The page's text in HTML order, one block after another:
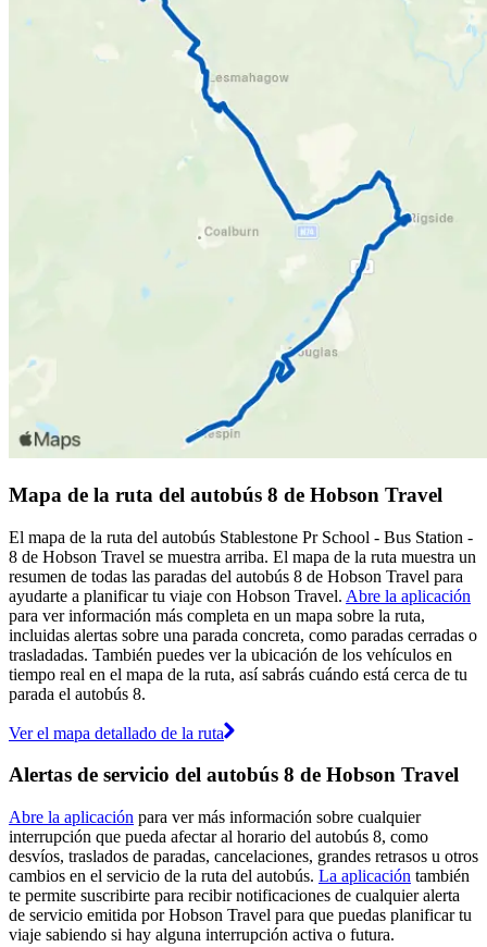
Mapa de la ruta del autobús 8 de Hobson Travel
El mapa de la ruta del autobús Stablestone Pr School - Bus Station -
8 de Hobson Travel se muestra arriba. El mapa de la ruta muestra un
resumen de todas las paradas del autobús 8 de Hobson Travel para
ayudarte a planificar tu viaje con Hobson Travel. Abre la aplicación
para ver información más completa en un mapa sobre la ruta,
incluidas alertas sobre una parada concreta, como paradas cerradas o
trasladadas. También puedes ver la ubicación de los vehículos en
tiempo real en el mapa de la ruta, así sabrás cuándo está cerca de tu
parada el autobús 8.
Ver el mapa detallado de la ruta
Alertas de servicio del autobús 8 de Hobson Travel
Abre la aplicación para ver más información sobre cualquier
interrupción que pueda afectar al horario del autobús 8, como
desvíos, traslados de paradas, cancelaciones, grandes retrasos u otros
cambios en el servicio de la ruta del autobús. La aplicación también
te permite suscribirte para recibir notificaciones de cualquier alerta
de servicio emitida por Hobson Travel para que puedas planificar tu
viaje sabiendo si hay alguna interrupción activa o futura.